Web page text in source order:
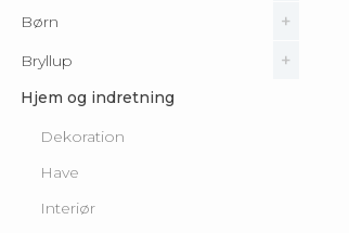
Nøgleringe og kæder
Sjaler og tørklæder
Tasker og punge
Tilbehør
Bogmærker
Bøger og notesbøger
Håndlavet papir
Lavet af papir
Børn
Baby
Børneværelset
Fodtøj
Legetøj
Tøj
Bryllup
Andet
Kort & papir
Pynt & dekoration
Hjem og indretning
Dekoration
Have
Interiør